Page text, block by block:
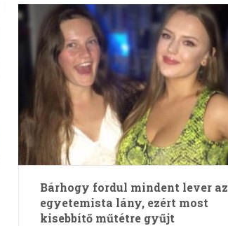
Bárhogy fordul mindent lever az
egyetemista lány, ezért most
kisebbítő műtétre gyűjt